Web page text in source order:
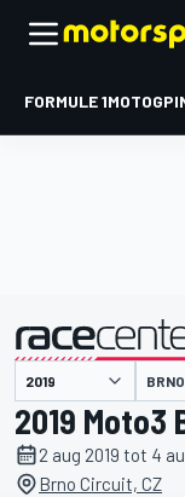
FORMULE 1MOTOGP
gepresenteerd door BRNO
2019 Moto3
2 aug 2019 tot 4
Brno Circuit, CZ